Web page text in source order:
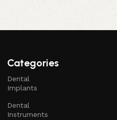
Categories
Dental
Implants
Dental
Instruments